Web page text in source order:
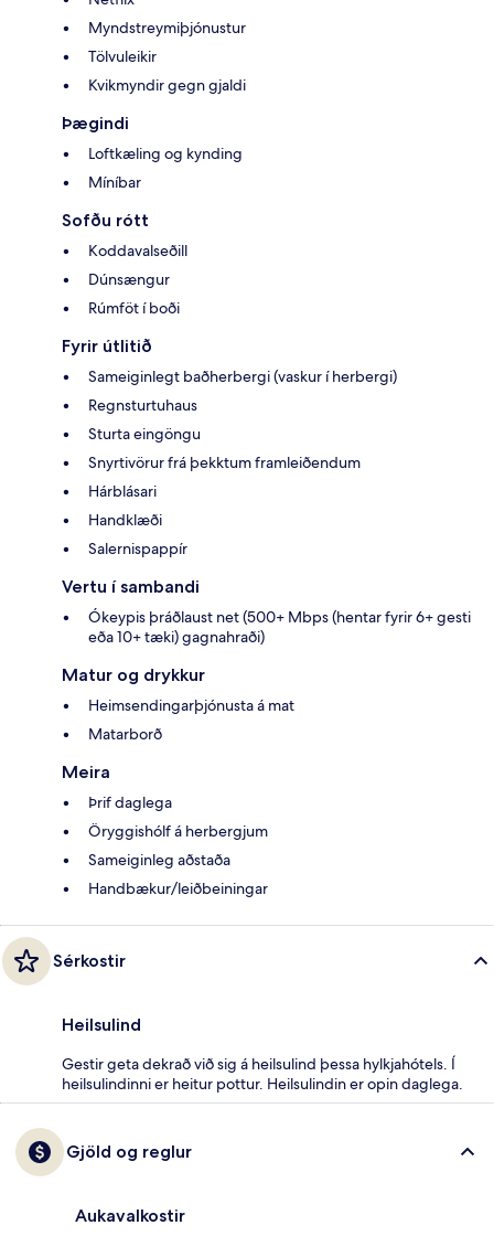
Myndstreymiþjónustur
Tölvuleikir
Kvikmyndir gegn gjaldi
Þægindi
Loftkæling og kynding
Míníbar
Sofðu rótt
Koddavalseðill
Dúnsængur
Rúmföt í boði
Fyrir útlitið
Sameiginlegt baðherbergi (vaskur í herbergi)
Regnsturtuhaus
Sturta eingöngu
Snyrtivörur frá þekktum framleiðendum
Hárblásari
Handklæði
Salernispappír
Vertu í sambandi
Ókeypis þráðlaust net (500+ Mbps (hentar fyrir 6+ gesti
eða 10+ tæki) gagnahraði)
Matur og drykkur
Heimsendingarþjónusta á mat
Matarborð
Meira
Þrif daglega
Öryggishólf á herbergjum
Sameiginleg aðstaða
Handbækur/leiðbeiningar
Sérkostir
Heilsulind
Gestir geta dekrað við sig á heilsulind þessa hylkjahótels. Í
heilsulindinni er heitur pottur. Heilsulindin er opin daglega.
Gjöld og reglur
Aukavalkostir